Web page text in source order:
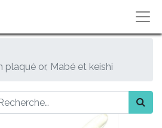
plaqué or, Mabé et keishi